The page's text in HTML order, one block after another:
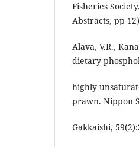
Fisheries
Abstracts, pp
Alava, V.R.,
dietary
highly
prawn. Nippon
Gakkaishi,